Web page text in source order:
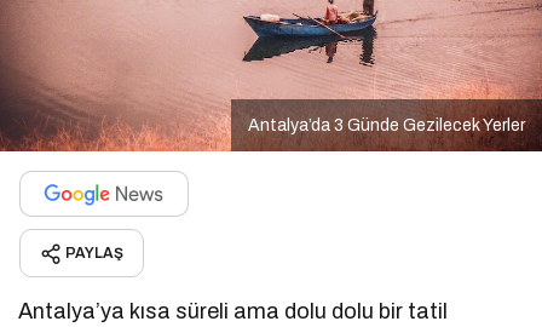
Antalya’da 3 Günde Gezilecek Yerler
PAYLAŞ
Antalya’ya kısa süreli ama dolu dolu bir tatil